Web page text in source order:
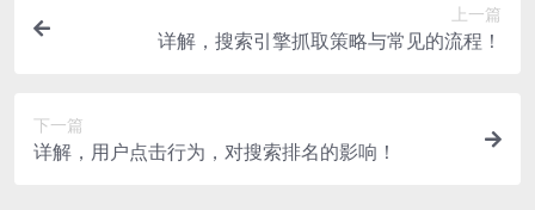
上一篇
详解，搜索引擎抓取策略与常见的流程！
下一篇
详解，用户点击行为，对搜索排名的影响！